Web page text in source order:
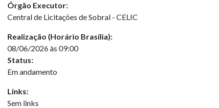
Órgão Executor:
Central de Licitações de Sobral - CELIC
Realização (Horário Brasília):
08/06/2026 às 09:00
Status:
Em andamento
Links:
Sem links